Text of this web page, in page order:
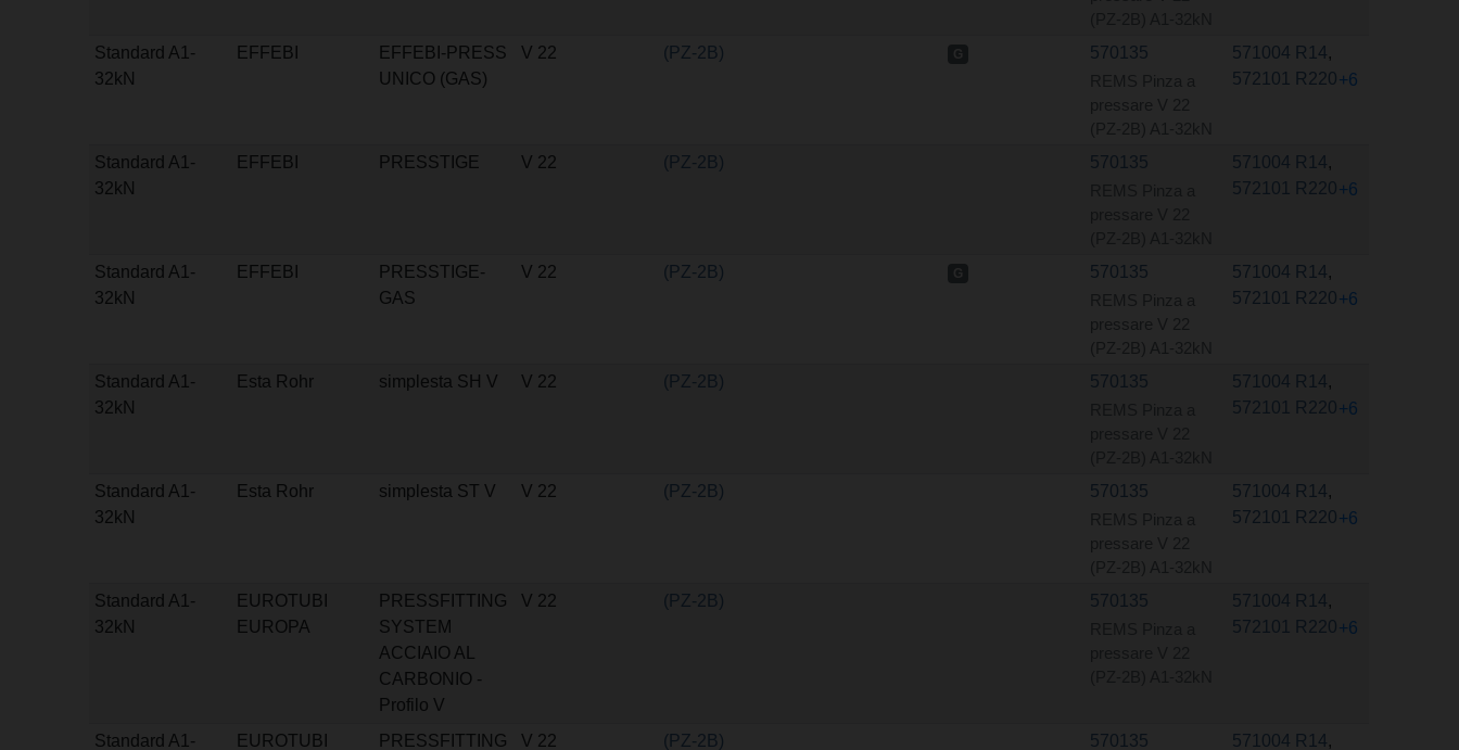
Standard A1-
32kN
EFFEBI
EFFEBI-PRESS
UNICO (GAS)
V 22 (PZ-2B) 570135 571004 R14,
572101 R220+6
Standard A1-
32kN
EFFEBI PRESSTIGE V 22 (PZ-2B) 570135 571004 R14,
572101 R220+6
Standard A1-
32kN
EFFEBI
PRESSTIGE-
GAS
V 22 (PZ-2B) 570135 571004 R14,
572101 R220+6
Standard A1-
32kN
Esta Rohr simplesta SH V V 22 (PZ-2B) 570135 571004 R14,
572101 R220+6
Standard A1-
32kN
Esta Rohr simplesta ST V V 22 (PZ-2B) 570135 571004 R14,
572101 R220+6
Standard A1-
32kN
EUROTUBI
EUROPA
PRESSFITTING
SYSTEM
ACCIAIO AL
CARBONIO -
Profilo V
V 22 (PZ-2B) 570135 571004 R14,
572101 R220+6
Standard A1- EUROTUBI PRESSFITTING V 22 (PZ-2B) 570135 571004 R14,